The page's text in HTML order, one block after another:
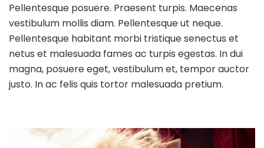
Pellentesque posuere. Praesent turpis. Maecenas
vestibulum mollis diam. Pellentesque ut neque.
Pellentesque habitant morbi tristique senectus et
netus et malesuada fames ac turpis egestas. In dui
magna, posuere eget, vestibulum et, tempor auctor
justo. In ac felis quis tortor malesuada pretium.